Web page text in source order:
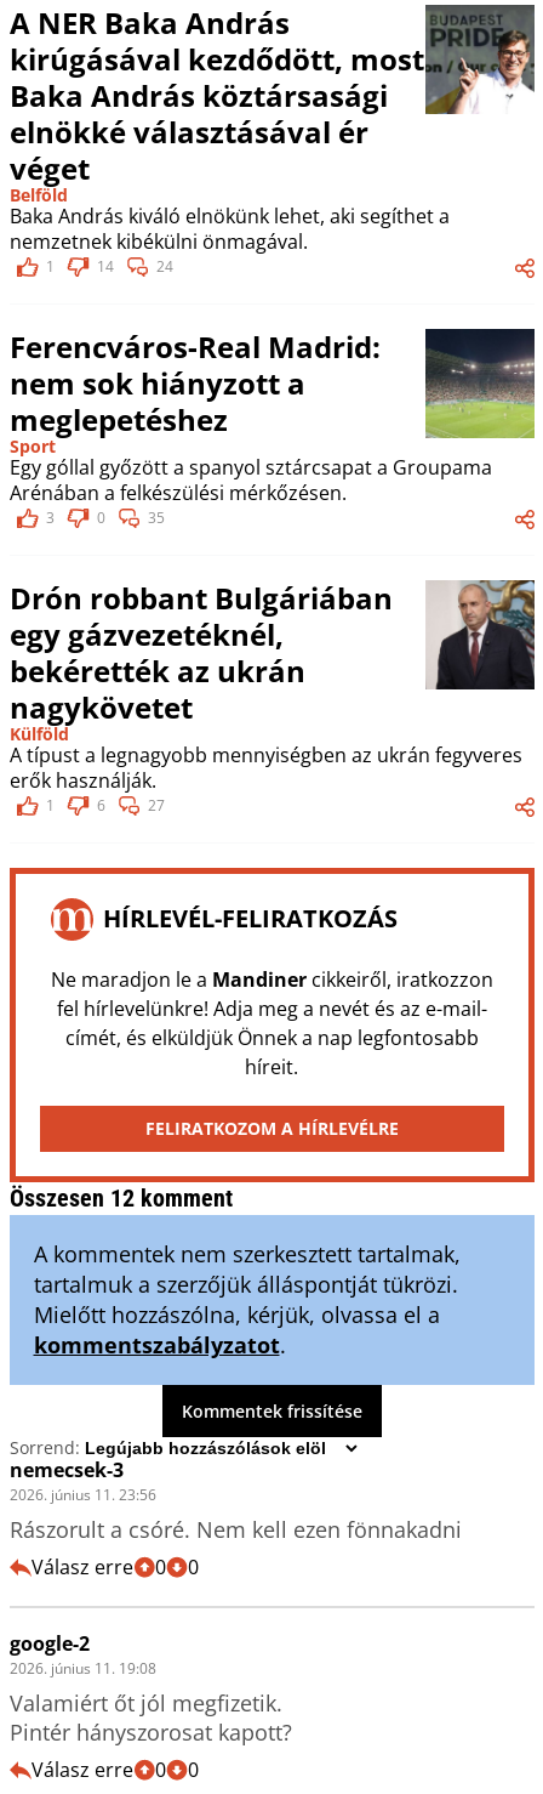
A NER Baka András
kirúgásával kezdődött, most
Baka András köztársasági
elnökké választásával ér
véget
Belföld
Baka András kiváló elnökünk lehet, aki segíthet a
nemzetnek kibékülni önmagával.
1 14 24
Ferencváros-Real Madrid:
nem sok hiányzott a
meglepetéshez
Sport
Egy góllal győzött a spanyol sztárcsapat a Groupama
Arénában a felkészülési mérkőzésen.
3 0 35
Drón robbant Bulgáriában
egy gázvezetéknél,
bekérették az ukrán
nagykövetet
Külföld
A típust a legnagyobb mennyiségben az ukrán fegyveres
erők használják.
1 6 27
HÍRLEVÉL-FELIRATKOZÁS
Ne maradjon le a Mandinercikkeiről, iratkozzon
fel hírlevelünkre! Adja meg a nevét és az e-mail-
címét, és elküldjük Önnek a nap legfontosabb
híreit.
FELIRATKOZOM A HÍRLEVÉLRE
Összesen 12 komment
A kommentek nem szerkesztett tartalmak,
tartalmuk a szerzőjük álláspontját tükrözi.
Mielőtt hozzászólna, kérjük, olvassa el a
kommentszabályzatot.
Kommentek frissítése
Sorrend:
nemecsek-3
2026. június 11. 23:56
Rászorult a csóré. Nem kell ezen fönnakadni
Válasz erre 0 0
google-2
2026. június 11. 19:08
Valamiért őt jól megfizetik.
Pintér hányszorosat kapott?
Válasz erre 0 0